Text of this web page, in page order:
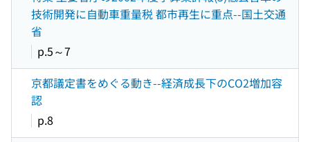
技術開発に自動車重量税 都市再生に重点--国土交通
省
p.5～7
京都議定書をめぐる動き--経済成長下のCO2増加容
認
p.8